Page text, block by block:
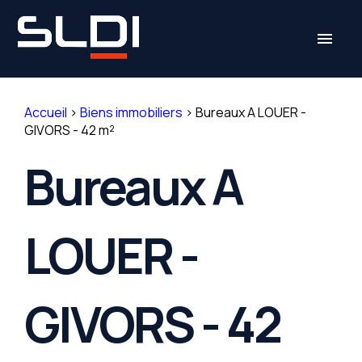
menu
Accueil > Biens immobiliers > Bureaux A LOUER -
GIVORS - 42 m²
Bureaux A
LOUER -
GIVORS - 42